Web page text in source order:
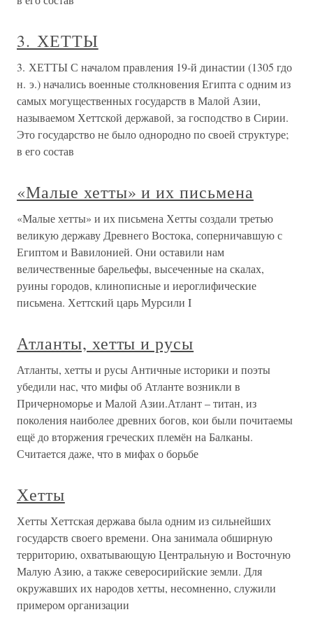
3. ХЕТТЫ
3. ХЕТТЫ С началом правления 19-й династии (1305 гдо
н. э.) начались военные столкновения Египта с одним из
самых могущественных государств в Малой Азии,
называемом Хеттской державой, за господство в Сирии.
Это государство не было однородно по своей структуре;
в его состав
«Малые хетты» и их письмена
«Малые хетты» и их письмена Хетты создали третью
великую державу Древнего Востока, соперничавшую с
Египтом и Вавилонией. Они оставили нам
величественные барельефы, высеченные на скалах,
руины городов, клинописные и иероглифические
письмена. Хеттский царь Мурсили I
Атланты, хетты и русы
Атланты, хетты и русы Античные историки и поэты
убедили нас, что мифы об Атланте возникли в
Причерноморье и Малой Азии.Атлант – титан, из
поколения наиболее древних богов, кои были почитаемы
ещё до вторжения греческих племён на Балканы.
Считается даже, что в мифах о борьбе
Хетты
Хетты Хеттская держава была одним из сильнейших
государств своего времени. Она занимала обширную
территорию, охватывающую Центральную и Восточную
Малую Азию, а также северосирийские земли. Для
окружавших их народов хетты, несомненно, служили
примером организации